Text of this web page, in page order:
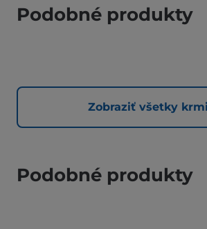
Podobné produkty
Zobraziť všetky
Podobné produkty